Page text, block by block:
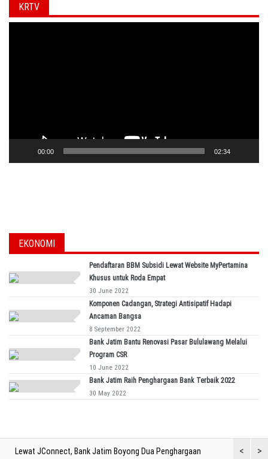
KRTV
00:00 02:34
EKONOMI
Pendaftaran BBM Subsidi Lewat Website MyPertamina
Khusus untuk Roda Empat
30 June 2022
Komponen Cadangan, Strategi Antisipatif Hadapi
Ancaman Bangsa
8 September 2022
Bank Jatim Bantu Renovasi Pasar Bululawang Melalui
Program CSR
10 June 2022
Bank Jatim Raih Penghargaan Bank Terbaik 2022
30 May 2022
<
Lewat JConnect, Bank Jatim Boyong Dua Penghargaan
Bank
>